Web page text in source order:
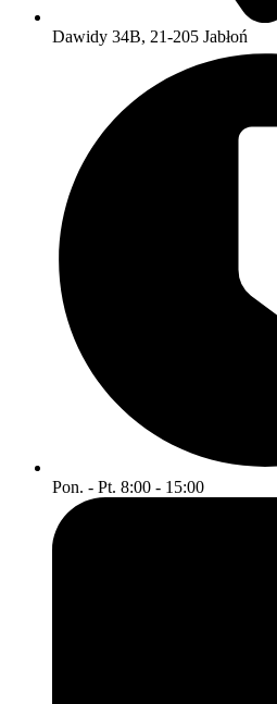
Dawidy 34B, 21-205 Jabłoń
Pon. - Pt. 8:00 - 15:00